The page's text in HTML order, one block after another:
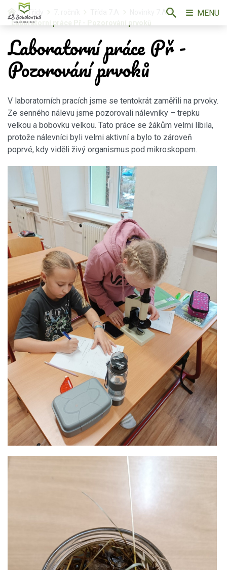
Třídy
Novinky 7.A
Laboratorní práce Př - Pozorování prvoků
Laboratorní práce Př -
Pozorování prvoků
V laboratorních pracích jsme se tentokrát zaměřili na prvoky.
Ze senného nálevu jsme pozorovali nálevníky – trepku
velkou a bobovku velkou. Tato práce se žákům velmi líbila,
protože nálevníci byli velmi aktivní a bylo to zároveň
poprvé, kdy viděli živý organismus pod mikroskopem.
MENU